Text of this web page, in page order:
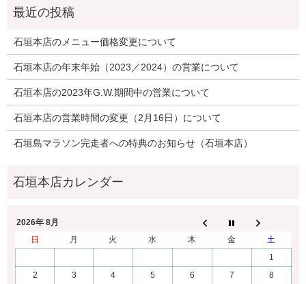
石垣本店のメニュー価格変更について
石垣本店の年末年始（2023／2024）の営業について
石垣本店の2023年G.W.期間中の営業について
石垣本店の営業時間の変更（2月16日）について
石垣島マラソン完走者への特典のお知らせ（石垣本店）
2026年 8月
日
月 火 水 木 金
土
1
2
3 4 5 6 7 8